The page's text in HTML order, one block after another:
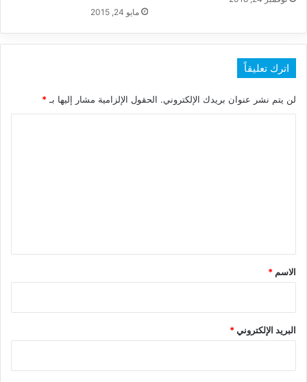
مايو 24, 2015
اترك تعليقاً
لن يتم نشر عنوان بريدك الإلكتروني. الحقول الإلزامية مشار إليها بـ*
*
الاسم *
البريد الإلكتروني*